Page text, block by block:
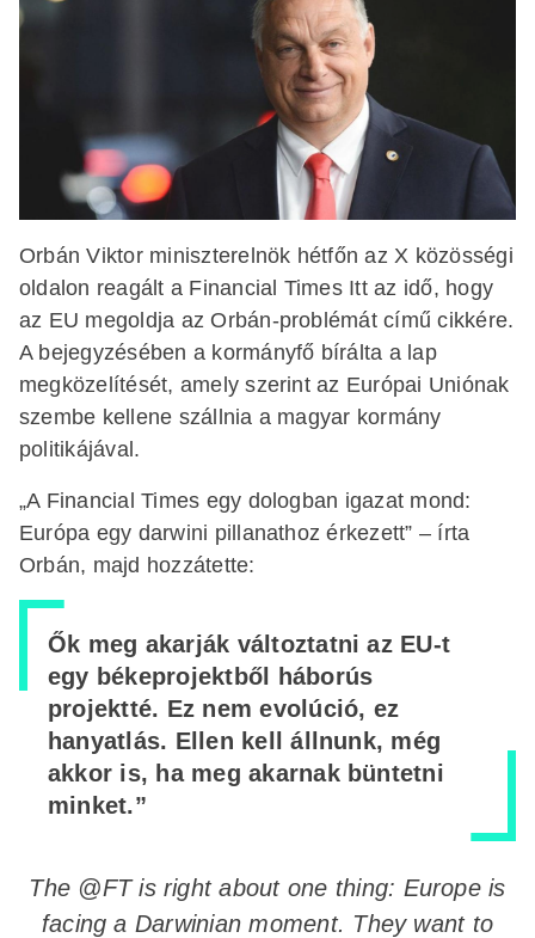
Orbán Viktor miniszterelnök hétfőn az X közösségi
oldalon reagált a Financial Times Itt az idő, hogy
az EU megoldja az Orbán-problémát című cikkére.
A bejegyzésében a kormányfő bírálta a lap
megközelítését, amely szerint az Európai Uniónak
szembe kellene szállnia a magyar kormány
politikájával.
„A Financial Times egy dologban igazat mond:
Európa egy darwini pillanathoz érkezett” – írta
Orbán, majd hozzátette:
Ők meg akarják változtatni az EU-t
egy békeprojektből háborús
projektté. Ez nem evolúció, ez
hanyatlás. Ellen kell állnunk, még
akkor is, ha meg akarnak büntetni
minket.”
The @FTis right about one thing: Europe is
facing a Darwinian moment. They want to